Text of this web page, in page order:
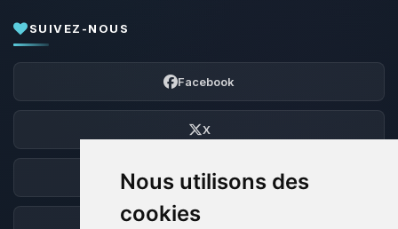
Nous utilisons des
cookies
SUIVEZ-NOUS
Facebook
X
Discord
Forum